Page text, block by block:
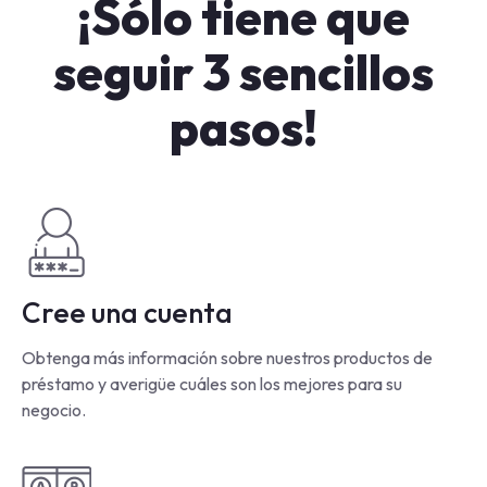
¡Sólo tiene que
seguir 3 sencillos
pasos!
Cree una cuenta
Obtenga más información sobre nuestros productos de
préstamo y averigüe cuáles son los mejores para su
negocio.